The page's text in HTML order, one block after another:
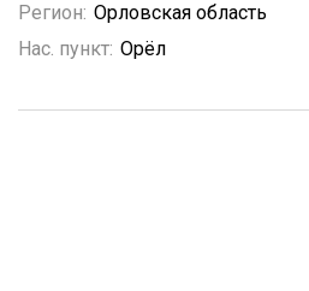
Регион: Орловская область
Нас. пункт: Орёл